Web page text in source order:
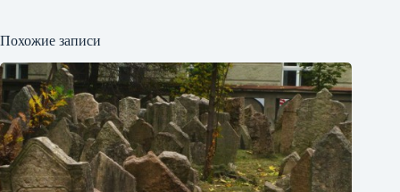
Похожие записи